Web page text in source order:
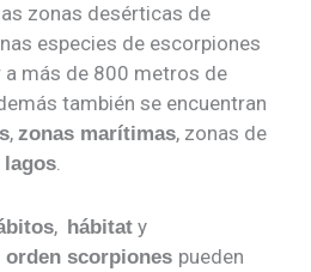
zonas desérticas de
especies de escorpiones
a más de 800 metros de
también se encuentran
, zonas marítimas, zonas de
lagos.
, hábitat y
orden scorpiones pueden